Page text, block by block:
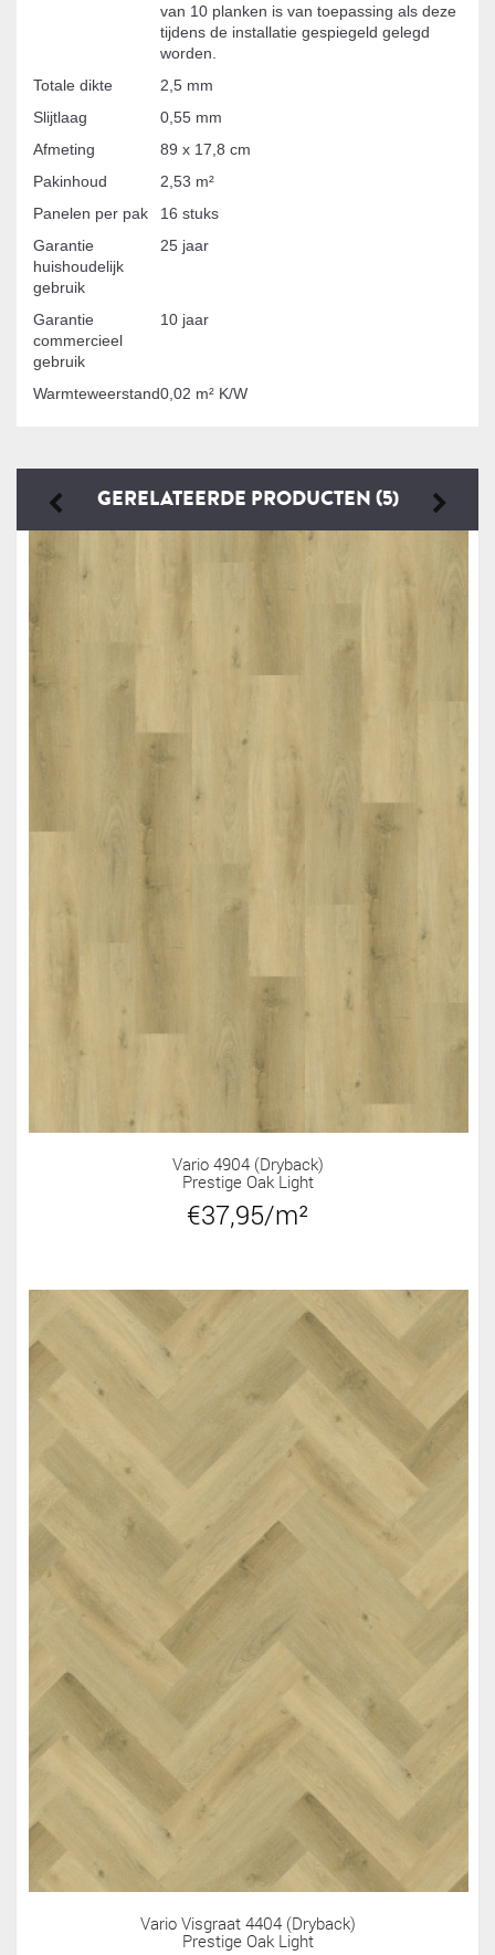
van 10 planken is van toepassing als deze
tijdens de installatie gespiegeld gelegd
worden.
Totale dikte
2,5 mm
Slijtlaag
0,55 mm
Afmeting
89 x 17,8 cm
Pakinhoud
2,53 m²
Panelen per pak
16 stuks
Garantie
huishoudelijk
gebruik
25 jaar
Garantie
commercieel
gebruik
10 jaar
Warmteweerstand0,02 m² K/W
GERELATEERDE PRODUCTEN (5)
Vario 4904 (dryback)
Prestige Oak Light
€37,95/m²
Vario Visgraat 4404 (dryback)
Prestige Oak Light